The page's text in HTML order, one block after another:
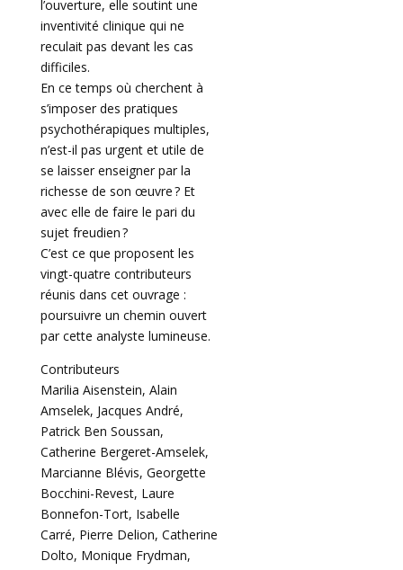
l’ouverture, elle soutint une
inventivité clinique qui ne
reculait pas devant les cas
difficiles.
En ce temps où cherchent à
s’imposer des pratiques
psychothérapiques multiples,
n’est-il pas urgent et utile de
se laisser enseigner par la
richesse de son œuvre ? Et
avec elle de faire le pari du
sujet freudien ?
C’est ce que proposent les
vingt-quatre contributeurs
réunis dans cet ouvrage :
poursuivre un chemin ouvert
par cette analyste lumineuse.
Contributeurs
Marilia Aisenstein, Alain
Amselek, Jacques André,
Patrick Ben Soussan,
Catherine Bergeret-Amselek,
Marcianne Blévis, Georgette
Bocchini-Revest, Laure
Bonnefon-Tort, Isabelle
Carré, Pierre Delion, Catherine
Dolto, Monique Frydman,